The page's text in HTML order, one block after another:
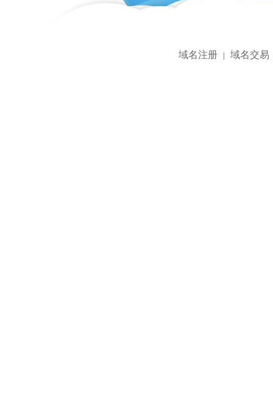
域名注册 | 域名交易